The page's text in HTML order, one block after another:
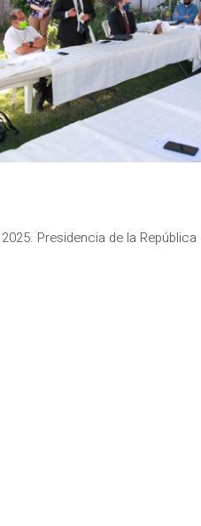
Presidencia de la República